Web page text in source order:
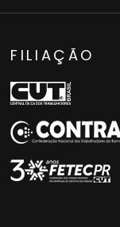
FILIAÇÃO